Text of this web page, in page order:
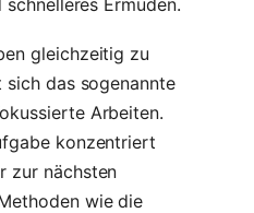
Ermüden.
gleichzeitig zu
das sogenannte
Arbeiten.
konzentriert
zur nächsten
wie die